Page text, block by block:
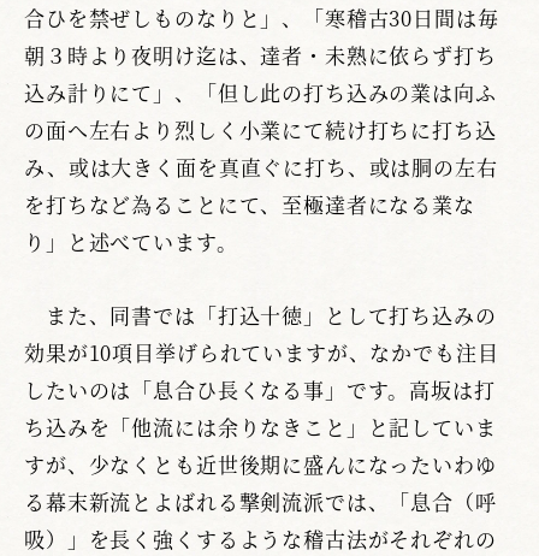
合ひを禁ぜしものなりと」、「寒稽古30日間は毎
朝３時より夜明け迄は、達者・未熟に依らず打ち
込み計りにて」、「但し此の打ち込みの業は向ふ
の面へ左右より烈しく小業にて続け打ちに打ち込
み、或は大きく面を真直ぐに打ち、或は胴の左右
を打ちなど為ることにて、至極達者になる業な
り」と述べています。
また、同書では「打込十徳」として打ち込みの
効果が10項目挙げられていますが、なかでも注目
したいのは「息合ひ長くなる事」です。高坂は打
ち込みを「他流には余りなきこと」と記していま
すが、少なくとも近世後期に盛んになったいわゆ
る幕末新流とよばれる撃剣流派では、「息合（呼
吸）」を長く強くするような稽古法がそれぞれの